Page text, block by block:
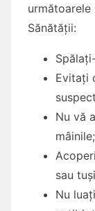
următoarele
Sănătății:
Evitați
Nu vă
mâinile;
sau
Nu